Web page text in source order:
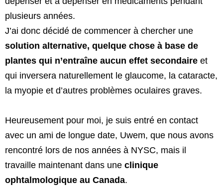
plusieurs années.
J’ai donc décidé de commencer à chercher une
solution alternative, quelque chose à base de
plantes qui n’entraîne aucun effet secondaire et
qui inversera naturellement le glaucome, la cataracte,
la myopie et d’autres problèmes oculaires graves.
Heureusement pour moi, je suis entré en contact
avec un ami de longue date, Uwem, que nous avons
rencontré lors de nos années à NYSC, mais il
travaille maintenant dans une clinique
ophtalmologique au Canada.